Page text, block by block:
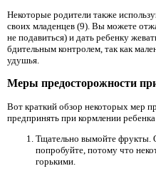
Некоторые родители также
своих младенцев (9). Вы можете
не подавиться) и дать ребенку
бдительным контролем, так как
удушья.
Меры предосторожности
Вот краткий обзор некоторых мер
предпринять при кормлении
Тщательно вымойте фрукты.
попробуйте, потому что
горькими.